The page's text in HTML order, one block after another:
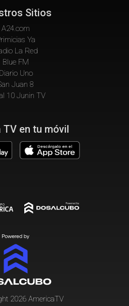
Sitios
A24.com
Ya
La Red
Blue FM
Diario Uno
Juan 8
10 Junin TV
TV en tu móvil
2026 AmericaTV